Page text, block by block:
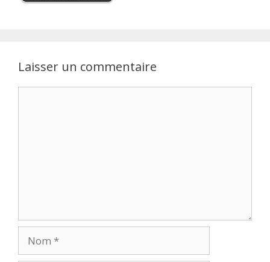
Laisser un commentaire